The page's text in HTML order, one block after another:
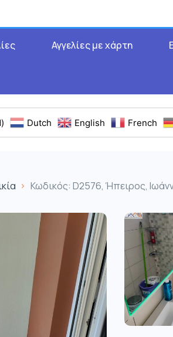
Αγγελίες με χάρτη
Dutch English French
Κωδικός: D2576, Ήπειρος,